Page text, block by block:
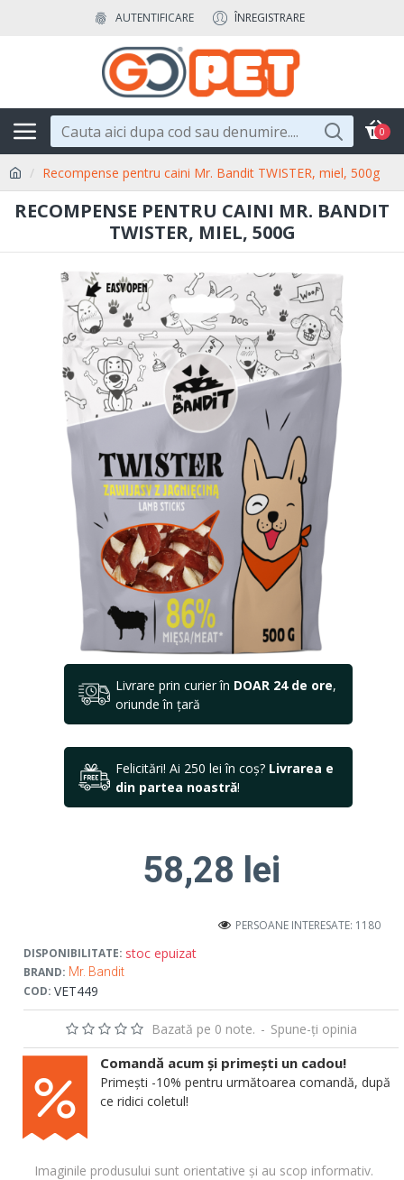
AUTENTIFICARE ÎNREGISTRARE
0
Recompense pentru caini Mr. Bandit TWISTER, miel, 500g
RECOMPENSE PENTRU CAINI MR. BANDIT
TWISTER, MIEL, 500G
Livrare prin curier în DOAR 24 de ore,
oriunde în țară
Felicitări! Ai 250 lei în coș? Livrarea e
din partea noastră!
DISPONIBILITATE: stoc epuizat
BRAND: Mr. Bandit
COD: VET449
PERSOANE INTERESATE: 1180
Bazată pe 0 note. - Spune-ţi opinia
58,28 lei
Imaginile produsului sunt orientative și au scop informativ.
Comandă acum și primești un cadou!
Primești -10% pentru următoarea comandă, după
ce ridici coletul!